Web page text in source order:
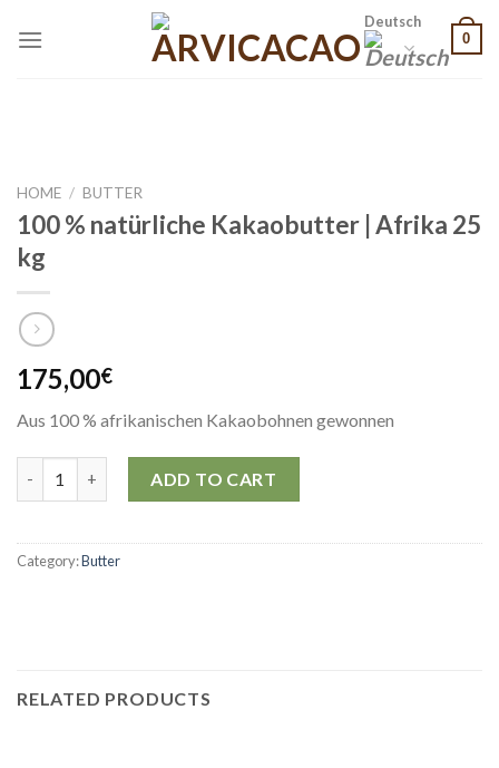
Deutsch
0
HOME / BUTTER
100 % natürliche Kakaobutter | Afrika 25
kg
175,00€
Aus 100 % afrikanischen Kakaobohnen gewonnen
ADD TO CART
Category:Butter
RELATED PRODUCTS